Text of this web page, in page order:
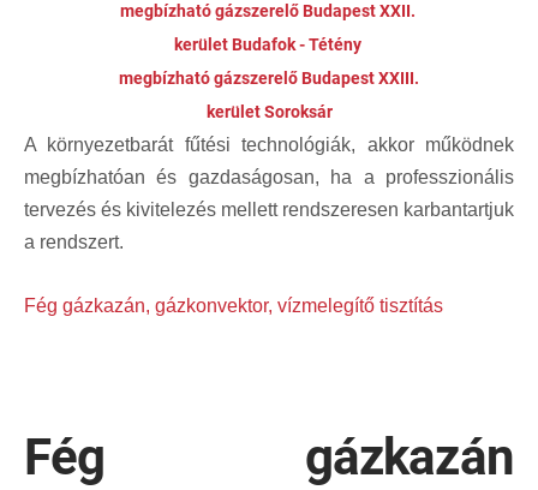
megbízható gázszerelő Budapest XXII.
kerület Budafok - Tétény
megbízható gázszerelő Budapest XXIII.
kerület Soroksár
A környezetbarát fűtési technológiák, akkor működnek
megbízhatóan és gazdaságosan, ha a professzionális
tervezés és kivitelezés mellett rendszeresen karbantartjuk
a rendszert.
Fég gázkazán, gázkonvektor, vízmelegítő tisztítás
Fég gázkazán